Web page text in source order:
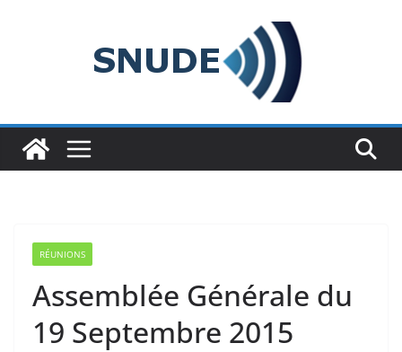
RÉUNIONS
Assemblée Générale du
19 Septembre 2015